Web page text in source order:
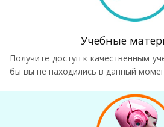
Учебные
Получите доступ к качественным
бы вы не находились в данный